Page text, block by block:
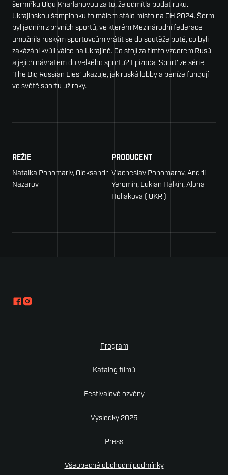
šermířku Olgu Kharlanovou za to, že odmítla podat ruku.
Ukrajinskou šampionku to málem stálo místo na OH 2024. Šerm
byl jedním z prvních sportů, ve kterém Mezinárodní federace
umožnila ruským sportovcům vrátit se do soutěže poté, co byli
zakázáni kvůli válce na Ukrajině. Co stojí za tímto vzdorem Rusů
a jejich návratem do velkého sportu? Epizoda 'Sport' ze série
'The Big Russian Lies' ukazuje, jak ruská lobby a peníze fungují
ve světě sportu už roky.
REŽIE
Natalka Ponomariv, Oleksandr
Nazarov
PRODUCENT
Viacheslav Ponomarov, Andrii
Yeromin, Lukian Halkin, Alona
Holiakova ( UKR )
Program
Katalog filmů
Festivalové ozvěny
Výsledky 2025
Press
Všeobecné obchodní podmínky